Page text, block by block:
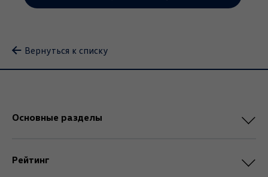
Вернуться к списку
Основные разделы
Рейтинг